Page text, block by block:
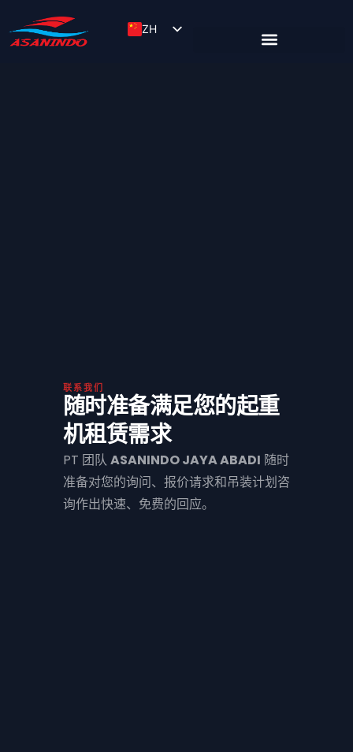
ZH
联系我们
随时准备满足您的起重
机租赁需求
PT 团队ASANINDO JAYA ABADI 随时
准备对您的询问、报价请求和吊装计划咨
询作出快速、免费的回应。